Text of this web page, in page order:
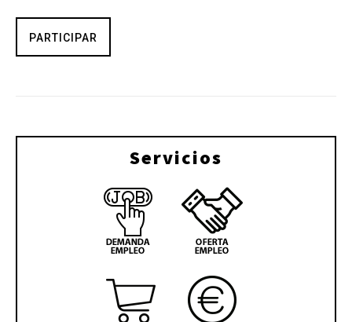
PARTICIPAR
Servicios